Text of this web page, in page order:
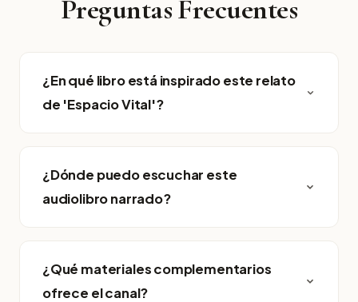
Preguntas Frecuentes
¿En qué libro está inspirado este relato
de 'Espacio Vital'?
¿Dónde puedo escuchar este
audiolibro narrado?
¿Qué materiales complementarios
ofrece el canal?